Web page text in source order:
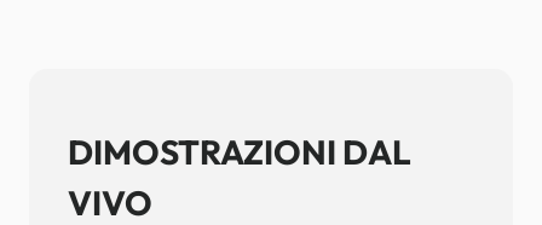
DIMOSTRAZIONI DAL
VIVO